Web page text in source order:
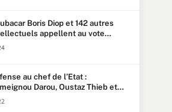
Boris Diop et 142 autres
appellent au vote
de la révision
au chef de l’Etat :
Darou, Oustaz Thieb et
Touba lourdement